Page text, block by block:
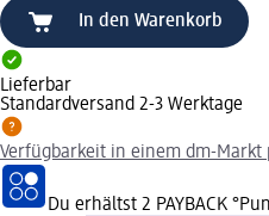
In den Warenkorb
Lieferbar
Standardversand 2-3 Werktage
Verfügbarkeit in einem dm-Markt
Du erhältst 2 PAYBACK